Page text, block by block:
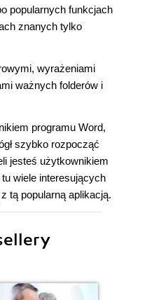
popularnych funkcjach
znanych tylko
wyrażeniami
ważnych folderów i
programu Word,
szybko rozpocząć
jesteś użytkownikiem
wiele interesujących
tą popularną aplikacją.